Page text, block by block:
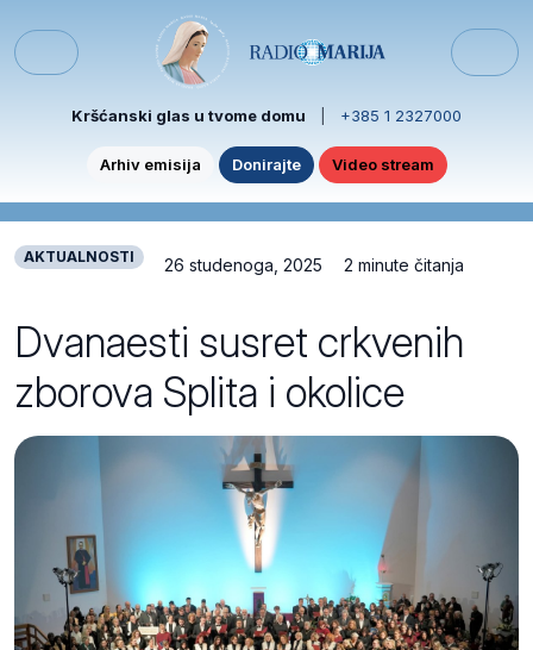
Menu
Kršćanski glas u tvome domu +385 1 2327000
Arhiv emisija Donirajte Video stream
AKTUALNOSTI 26 studenoga, 2025 2 minute čitanja
Dvanaesti susret crkvenih
zborova Splita i okolice